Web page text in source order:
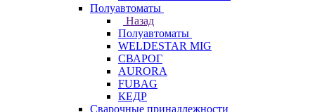
Полуавтоматы
Назад
Полуавтоматы
WELDESTAR MIG
СВАРОГ
AURORA
FUBAG
КЕДР
Сварочные принадлежности